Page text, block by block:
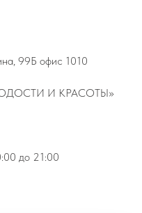
99Б офис 1010
И КРАСОТЫ»
до 21:00